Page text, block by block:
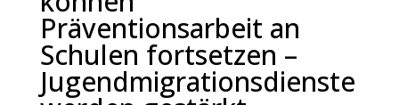
Präventionsarbeit an
Schulen fortsetzen –
Jugendmigrationsdienste